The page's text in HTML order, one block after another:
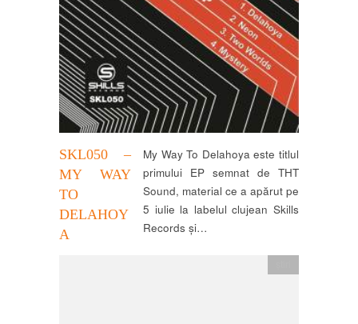
SKL050 –
MY WAY
TO
DELAHOY
A
My Way To Delahoya este titlul
primului EP semnat de THT
Sound, material ce a apărut pe
5 iulie la labelul clujean Skills
Records și…